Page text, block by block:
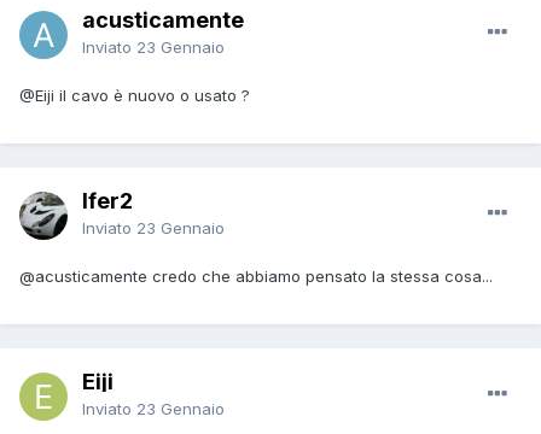
acusticamente
Inviato 23 Gennaio
@Eiji il cavo è nuovo o usato ?
Ifer2
Inviato 23 Gennaio
@acusticamente credo che abbiamo pensato la stessa cosa...
Eiji
Inviato 23 Gennaio